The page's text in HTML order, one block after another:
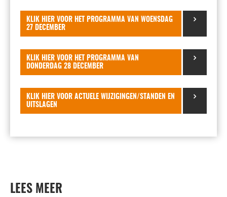
KLIK HIER VOOR HET PROGRAMMA VAN WOENSDAG
27 DECEMBER
KLIK HIER VOOR HET PROGRAMMA VAN
DONDERDAG 28 DECEMBER
KLIK HIER VOOR ACTUELE WIJZIGINGEN/STANDEN EN
UITSLAGEN
LEES MEER